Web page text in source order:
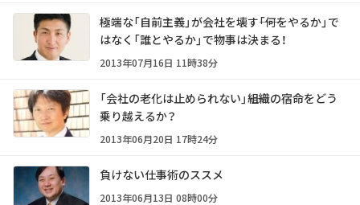
極端な「自前主義」が会社を壊す――「何をやるか」で
はなく「誰とやるか」で物事は決まる！
2013年07月16日 11時38分
「会社の老化は止められない」――組織の宿命をどう
乗り越えるか？
2013年06月20日 17時24分
負けない仕事術のススメ
2013年06月13日 08時00分